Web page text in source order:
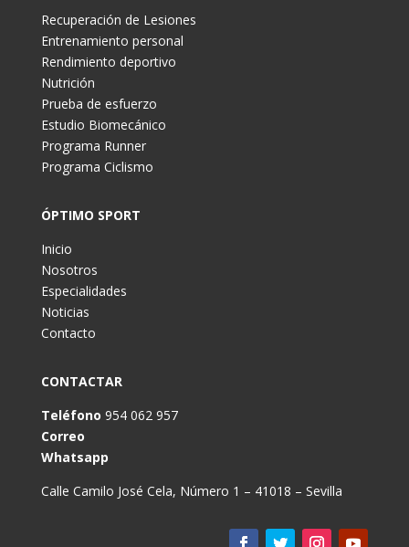
Recuperación de Lesiones
Entrenamiento personal
Rendimiento deportivo
Nutrición
Prueba de esfuerzo
Estudio Biomecánico
Programa Runner
Programa Ciclismo
ÓPTIMO SPORT
Inicio
Nosotros
Especialidades
Noticias
Contacto
CONTACTAR
Teléfono 954 062 957
Correo
Whatsapp
Calle Camilo José Cela, Número 1 – 41018 – Sevilla